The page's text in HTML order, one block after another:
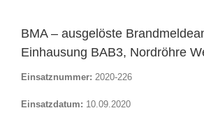
BMA – ausgelöste
Einhausung BAB3, Nordröhre
Einsatznummer: 2020-226
Einsatzdatum: 10.09.2020